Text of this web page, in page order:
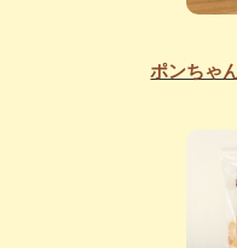
ポンちゃ